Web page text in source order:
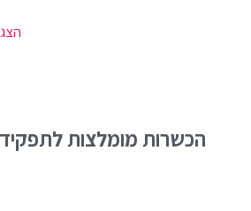
הכשרות מומלצות